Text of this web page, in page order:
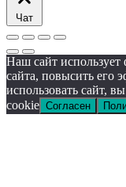
Чат
Наш сайт
сайта, повысить его
использовать сайт,
cookie Согласен